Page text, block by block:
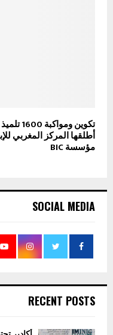
أطلقها المركز المغربي
مؤسسة BIC
SOCIAL MEDIA
RECENT POSTS